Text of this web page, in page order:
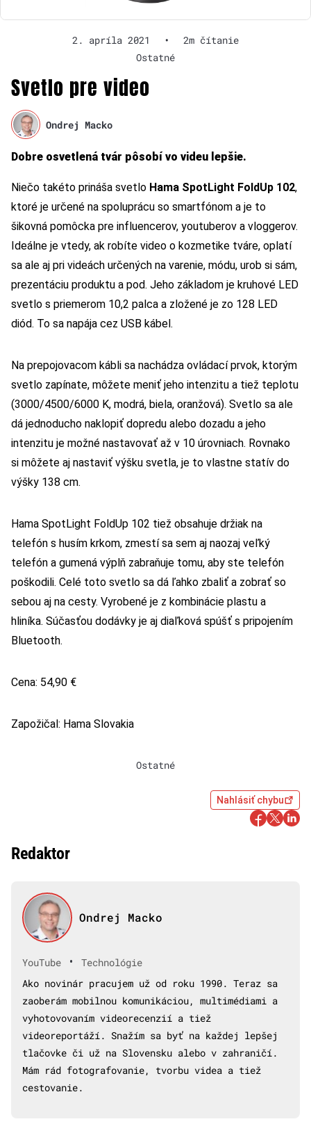
2. apríla 2021 •
2m čítanie
Ostatné
Svetlo pre video
Ondrej Macko
Dobre osvetlená tvár pôsobí vo videu lepšie.
Niečo takéto prináša svetlo Hama SpotLight FoldUp 102,
ktoré je určené na spoluprácu so smartfónom a je to
šikovná pomôcka pre influencerov, youtuberov a vloggerov.
Ideálne je vtedy, ak robíte video o kozmetike tváre, oplatí
sa ale aj pri videách určených na varenie, módu, urob si sám,
prezentáciu produktu a pod. Jeho základom je kruhové LED
svetlo s priemerom 10,2 palca a zložené je zo 128 LED
diód. To sa napája cez USB kábel.
Na prepojovacom kábli sa nachádza ovládací prvok, ktorým
svetlo zapínate, môžete meniť jeho intenzitu a tiež teplotu
(3000/4500/6000 K, modrá, biela, oranžová). Svetlo sa ale
dá jednoducho naklopiť dopredu alebo dozadu a jeho
intenzitu je možné nastavovať až v 10 úrovniach. Rovnako
si môžete aj nastaviť výšku svetla, je to vlastne statív do
výšky 138 cm.
Hama SpotLight FoldUp 102 tiež obsahuje držiak na
telefón s husím krkom, zmestí sa sem aj naozaj veľký
telefón a gumená výplň zabraňuje tomu, aby ste telefón
poškodili. Celé toto svetlo sa dá ľahko zbaliť a zobrať so
sebou aj na cesty. Vyrobené je z kombinácie plastu a
hliníka. Súčasťou dodávky je aj diaľková spúšť s pripojením
Bluetooth.
Cena: 54,90 €
Zapožičal: Hama Slovakia
Ostatné
Nahlásiť chybu
Redaktor
Ondrej Macko
YouTube •
Technológie
Ako novinár pracujem už od roku 1990. Teraz sa
zaoberám mobilnou komunikáciou, multimédiami a
vyhotovovaním videorecenzií a tiež
videoreportáží. Snažím sa byť na každej lepšej
tlačovke či už na Slovensku alebo v zahraničí.
Mám rád fotografovanie, tvorbu videa a tiež
cestovanie.